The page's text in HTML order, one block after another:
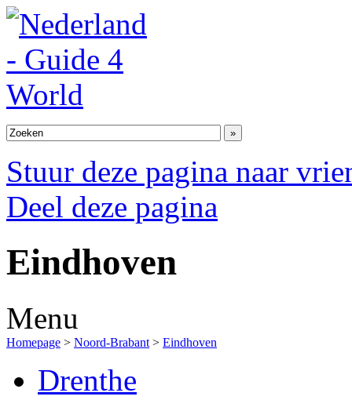
Stuur deze pagina naar
Deel deze pagina
Eindhoven
Menu
Homepage > Noord-Brabant > Eindhoven
Drenthe